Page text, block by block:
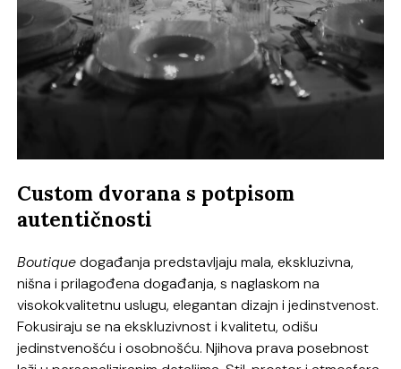
Custom dvorana s potpisom
autentičnosti
Boutiquedogađanja predstavljaju mala, ekskluzivna,
nišna i prilagođena događanja, s naglaskom na
visokokvalitetnu uslugu, elegantan dizajn i jedinstvenost.
Fokusiraju se na ekskluzivnost i kvalitetu, odišu
jedinstvenošću i osobnošću. Njihova prava posebnost